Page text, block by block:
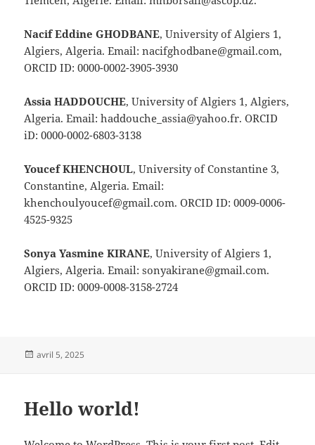
Nacif Eddine GHODBANE, University of Algiers 1,
Algiers, Algeria. Email: nacifghodbane@gmail.com,
ORCID ID: 0000-0002-3905-3930
Assia HADDOUCHE, University of Algiers 1, Algiers,
Algeria. Email: haddouche_assia@yahoo.fr. ORCID
iD: 0000-0002-6803-3138
Youcef KHENCHOUL, University of Constantine 3,
Constantine, Algeria. Email:
khenchoulyoucef@gmail.com. ORCID ID: 0009-0006-
4525-9325
Sonya Yasmine KIRANE, University of Algiers 1,
Algiers, Algeria. Email: sonyakirane@gmail.com.
ORCID ID: 0009-0008-3158-2724
Publié
avril 5, 2025
Hello world!